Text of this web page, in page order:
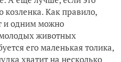
козленка. Как правило,
и одним можно
животных
его маленькая толика,
хватит на несколько